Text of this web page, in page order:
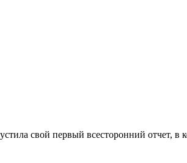
свой первый всесторонний отчет, в